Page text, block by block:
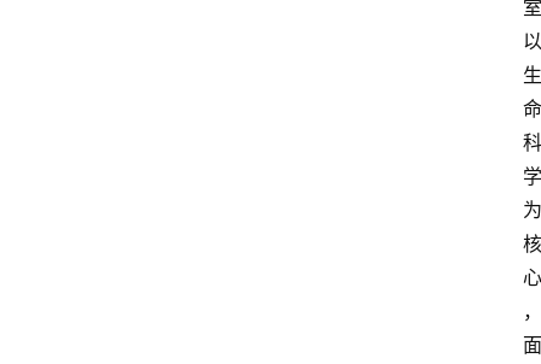
室
以
生
命
科
学
为
核
心
，
面